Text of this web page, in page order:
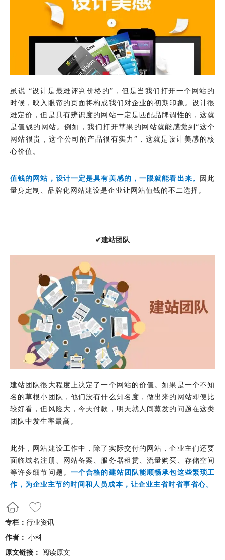
虽说 “设计是最难评判价格的”，但是当我们打开一个网站的
时候，映入眼帘的页面将构成我们对企业的初期印象。设计很
难定价，但是具有辨识度的网站一定是匹配品牌调性的，这就
是值钱的网站。例如，我们打开苹果的网站就能感觉到“这个
网站很贵，这个公司的产品很有实力”，这就是设计美感的核
心价值。
值钱的网站，设计一定是具有美感的，一眼就能看出来。
因此
量身定制、品牌化网站建设是企业让网站值钱的不二选择。
✔建站团队
建站团队很大程度上决定了一个网站的价值。如果是一个不知
名的草根小团队，他们没有什么知名度，做出来的网站即便比
较好看，但风险大，今天付款，明天就人间蒸发的问题在这类
团队中发生率最高。
此外，网站建设工作中，除了实际交付的网站，企业主们还要
面临域名注册、网站备案、服务器租赁、流量购买、存储空间
等许多细节问题。 一个合格的建站团队能顺畅承包这些繁琐工
作，为企业主节约时间和人员成本，让企业主省时省事省心。
专栏： 行业资讯
作者： 小科
原文链接：
阅读原文